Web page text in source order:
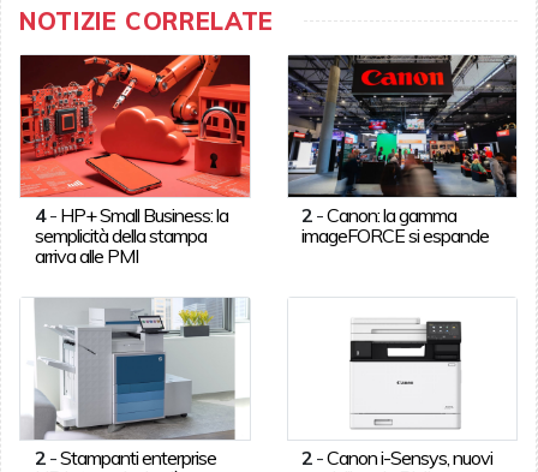
NOTIZIE CORRELATE
4- HP+ Small Business: la
semplicità della stampa
arriva alle PMI
2 -Canon: la gamma
imageFORCE si espande
2-Stampanti enterprise
2 -Canon i-Sensys, nuovi